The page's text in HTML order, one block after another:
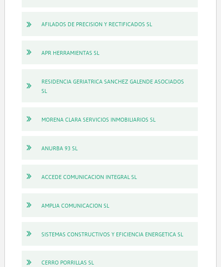
AFILADOS DE PRECISION Y RECTIFICADOS SL
APR HERRAMIENTAS SL
RESIDENCIA GERIATRICA SANCHEZ GALENDE ASOCIADOS
SL
MORENA CLARA SERVICIOS INMOBILIARIOS SL
ANURBA 93 SL
ACCEDE COMUNICACION INTEGRAL SL
AMPLIA COMUNICACION SL
SISTEMAS CONSTRUCTIVOS Y EFICIENCIA ENERGETICA SL
CERRO PORRILLAS SL